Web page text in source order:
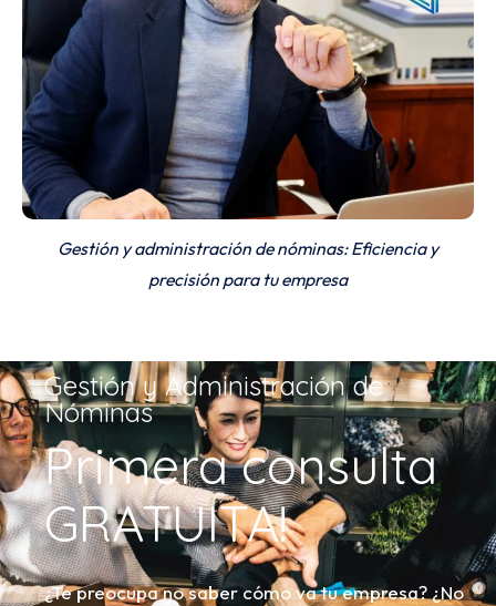
Gestión y administración de nóminas: Eficiencia y
precisión para tu empresa
Gestión y Administración de
Nóminas
Primera consulta
GRATUITA!
¿Te preocupa no saber cómo va tu empresa? ¿No